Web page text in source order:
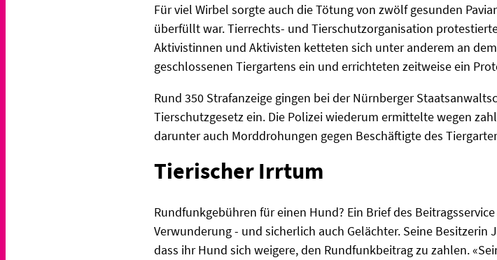
Für viel Wirbel sorgte auch die Tötung von zwölf gesunden
überfüllt war. Tierrechts- und Tierschutzorganisation
Aktivistinnen und Aktivisten ketteten sich unter anderem an
geschlossenen Tiergartens ein und errichteten zeitweise ein
Rund 350 Strafanzeige gingen bei der Nürnberger
Tierschutzgesetz ein. Die Polizei wiederum ermittelte wegen
darunter auch Morddrohungen gegen Beschäftigte des
Tierischer Irrtum
Rundfunkgebühren für einen Hund? Ein Brief des
Verwunderung - und sicherlich auch Gelächter. Seine
dass ihr Hund sich weigere, den Rundfunkbeitrag zu zahlen.